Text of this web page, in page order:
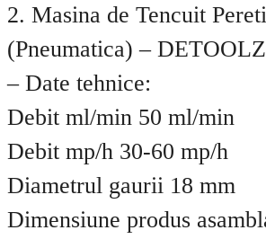
2. Masina de Tencuit
(Pneumatica) –
– Date tehnice:
Debit ml/min 50 ml/min
Debit mp/h 30-60 mp/h
Diametrul gaurii 18 mm
Dimensiune produs